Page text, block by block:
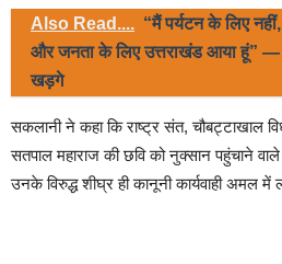
Also Read.... “मैं पर्यटन के लिए
और जनता के लिए उत्तराखंड आया हूं” —
खड़गे
सकलानी ने कहा कि राष्ट्र संत, चौबट्टाखाल
सतपाल महाराज की छवि को नुक्सान पहुंचाने
उनके विरुद्ध शीघ्र ही कानूनी कार्यवाही अमल में